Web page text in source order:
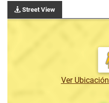
Street View
Ver Ubicación